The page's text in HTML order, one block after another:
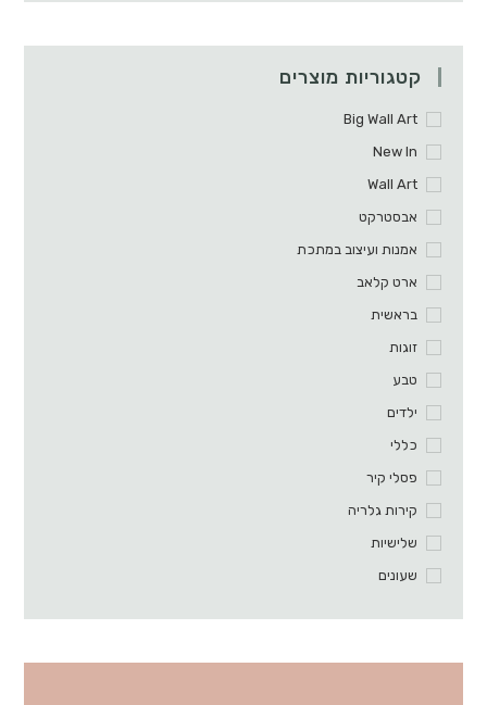
קטגוריות מוצרים
Big Wall Art
New In
Wall Art
אבסטרקט
אמנות ועיצוב במתכת
ארט קלאב
בראשית
זוגות
טבע
ילדים
כללי
פסלי קיר
קירות גלריה
שלישיות
שעונים